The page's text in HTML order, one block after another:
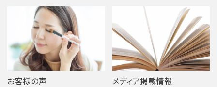
お客様の声 メディア掲載情報